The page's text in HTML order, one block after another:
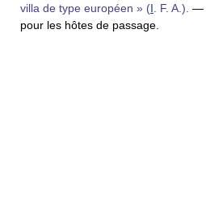
villa de type européen » (I . F. A.). —
pour les hôtes de passage.